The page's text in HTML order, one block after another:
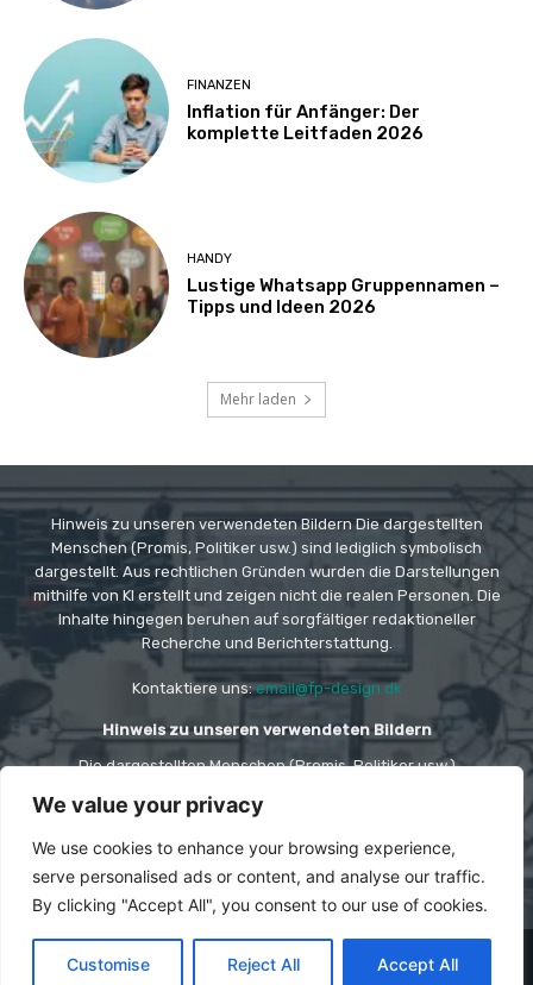
We value your privacy
We use cookies to enhance your browsing experience,
serve personalised ads or content, and analyse our traffic.
By clicking "Accept All", you consent to our use of cookies.
Customise Reject All Accept All
FINANZEN
Inflation für Anfänger: Der
komplette Leitfaden 2026
HANDY
Lustige Whatsapp Gruppennamen –
Tipps und Ideen 2026
Mehr laden
Hinweis zu unseren verwendeten Bildern Die dargestellten
Menschen (Promis, Politiker usw.) sind lediglich symbolisch
dargestellt. Aus rechtlichen Gründen wurden die Darstellungen
mithilfe von KI erstellt und zeigen nicht die realen Personen. Die
Inhalte hingegen beruhen auf sorgfältiger redaktioneller
Recherche und Berichterstattung.
Kontaktiere uns:email@fp-design.dk
Hinweis zu unseren verwendeten Bildern
Die dargestellten Menschen (Promis, Politiker usw.)
Gründen wurden die Darstellungen mithilfe von KI
erstellt und zeigen nicht die realen Personen. Die
redaktioneller Recherche und Berichterstattung.
Impressum
Haftungsausschluss Cookie-Richtlinie